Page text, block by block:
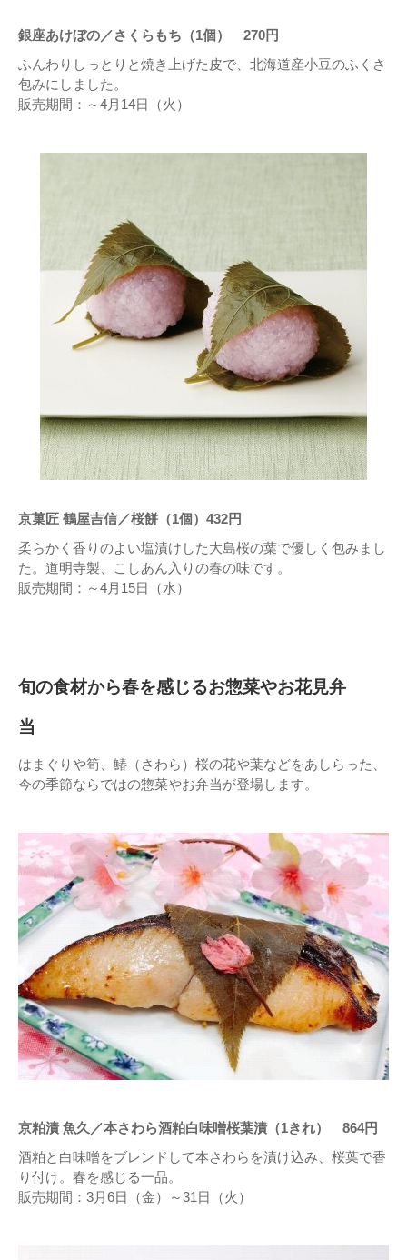
銀座あけぼの／さくらもち（1個） 270円
ふんわりしっとりと焼き上げた皮で、北海道産小豆のふくさ
包みにしました。
販売期間：～4月14日（火）
京菓匠 鶴屋吉信／桜餅（1個）432円
柔らかく香りのよい塩漬けした大島桜の葉で優しく包みまし
た。道明寺製、こしあん入りの春の味です。
販売期間：～4月15日（水）
旬の食材から春を感じるお惣菜やお花見弁
当
はまぐりや筍、鰆（さわら）桜の花や葉などをあしらった、
今の季節ならではの惣菜やお弁当が登場します。
京粕漬 魚久／本さわら酒粕白味噌桜葉漬（1きれ） 864円
酒粕と白味噌をブレンドして本さわらを漬け込み、桜葉で香
り付け。春を感じる一品。
販売期間：3月6日（金）～31日（火）